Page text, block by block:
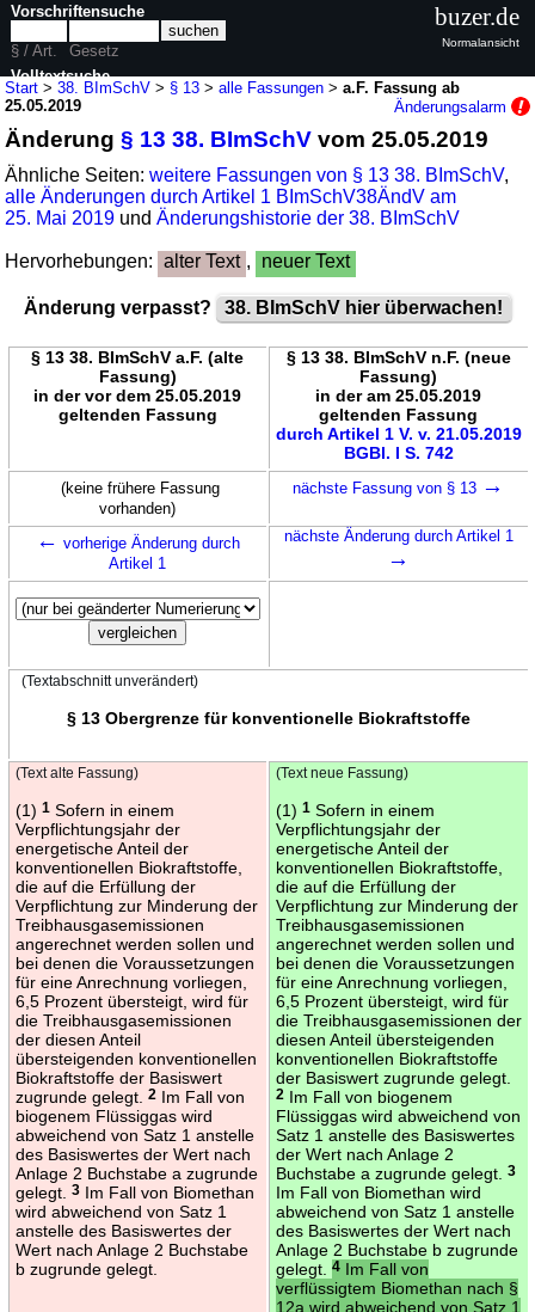
Start >38. BImSchV > § 13 >alle Fassungen >a.F. Fassung ab
25.05.2019
Änderungsalarm
Änderung§ 13 38. BImSchV vom 25.05.2019
Ähnliche Seiten:weitere Fassungen von § 13 38. BImSchV,
alle Änderungen durch Artikel 1 BImSchV38ÄndV am
25. Mai 2019 undÄnderungshistorie der 38. BImSchV
Hervorhebungen: alter Text , neuer Text
Änderung verpasst? 38. BImSchV hier überwachen!
§ 13 38. BImSchV a.F. (alte
Fassung)
in der vor dem 25.05.2019
geltenden Fassung
§ 13 38. BImSchV n.F. (neue
Fassung)
in der am 25.05.2019
geltenden Fassung
durch Artikel 1 V. v. 21.05.2019
BGBl. I S. 742
(keine frühere Fassung
vorhanden)
nächste Fassung von § 13 →
← vorherige Änderung durch
Artikel 1
nächste Änderung durch Artikel 1
→
(Textabschnitt unverändert)
§ 13 Obergrenze für konventionelle Biokraftstoffe
(Text alte Fassung)
(1) 1Sofern in einem
Verpflichtungsjahr der
energetische Anteil der
konventionellen Biokraftstoffe,
die auf die Erfüllung der
Verpflichtung zur Minderung der
Treibhausgasemissionen
angerechnet werden sollen und
bei denen die Voraussetzungen
für eine Anrechnung vorliegen,
6,5 Prozent übersteigt, wird für
die Treibhausgasemissionen
der diesen Anteil
übersteigenden konventionellen
Biokraftstoffe der Basiswert
zugrunde gelegt.
2Im Fall von
biogenem Flüssiggas wird
abweichend von Satz 1 anstelle
des Basiswertes der Wert nach
Anlage 2 Buchstabe a zugrunde
gelegt.
3Im Fall von Biomethan
wird abweichend von Satz 1
anstelle des Basiswertes der
Wert nach Anlage 2 Buchstabe
b zugrunde gelegt.
(Text neue Fassung)
(1) 1Sofern in einem
Verpflichtungsjahr der
energetische Anteil der
konventionellen Biokraftstoffe,
die auf die Erfüllung der
Verpflichtung zur Minderung der
Treibhausgasemissionen
angerechnet werden sollen und
bei denen die Voraussetzungen
für eine Anrechnung vorliegen,
6,5 Prozent übersteigt, wird für
die Treibhausgasemissionen der
diesen Anteil übersteigenden
konventionellen Biokraftstoffe
der Basiswert zugrunde gelegt.
2Im Fall von biogenem
Flüssiggas wird abweichend von
Satz 1 anstelle des Basiswertes
der Wert nach Anlage 2
Buchstabe a zugrunde gelegt.
3
Im Fall von Biomethan wird
abweichend von Satz 1 anstelle
des Basiswertes der Wert nach
Anlage 2 Buchstabe b zugrunde
gelegt.
4Im Fall von
verflüssigtem Biomethan nach §
12a wird abweichend von Satz 1
Vorschriftensuche
§ / Art.
Gesetz
Volltextsuche
buzer.de
Normalansicht